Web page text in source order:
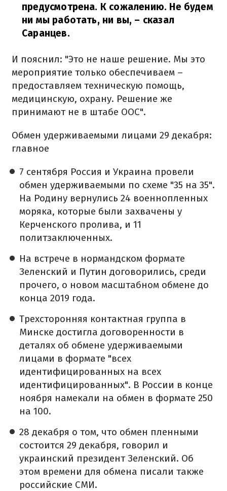
предусмотрена. К сожалению. Не будем
ни мы работать, ни вы, – сказал
Саранцев.
И пояснил: "Это не наше решение. Мы это
мероприятие только обеспечиваем –
предоставляем техническую помощь,
медицинскую, охрану. Решение же
принимают не в штабе ООС".
Обмен удерживаемыми лицами 29 декабря:
главное
7 сентября Россия и Украина провели
обмен удерживаемыми по схеме "35 на 35".
На Родину вернулись 24 военнопленных
моряка, которые были захвачены у
Керченского пролива, и 11
политзаключенных.
На встрече в нормандском формате
Зеленский и Путин договорились, среди
прочего, о новом масштабном обмене до
конца 2019 года.
Трехсторонняя контактная группа в
Минске достигла договоренности в
деталях об обмене удерживаемыми
лицами в формате "всех
идентифицированных на всех
идентифицированных". В России в конце
ноября намекали на обмен в формате 250
на 100.
28 декабря о том, что обмен пленными
состоится 29 декабря, говорил и
украинский президент Зеленский. Об
этом времени для обмена писали также
российские СМИ.